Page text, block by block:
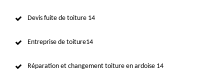
Devis fuite de toiture 14
Entreprise de toiture14
Réparation et changement toiture en ardoise 14